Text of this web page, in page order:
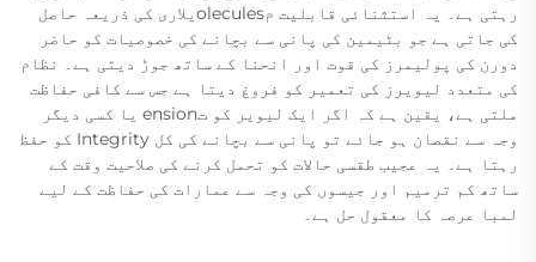
رہتی ہے۔ یہ استثنائی قابلیت مoleculesیلاری کی ذریعہ حاصل
کی جاتی ہے جو بٹیمین کی پانی سے بچانے کی خصوصیات کو حاضر
دورن کی پولیمرز کی قوت اور انحنا کے ساتھ جوڑ دیتی ہے۔ نظام
کی متعدد لیویرز کی تعمیر کو فروغ دیتا ہے جس سے کافی حفاظت
ملتی ہے، یقین ہے کہ اگر ایک لیویر کو تension یا کسی دیگر
وجہ سے نقصان ہو جائے تو پانی سے بچانے کی کل Integrity کو حفظ
رہتا ہے۔ یہ عجيب طقسی حالات کو تحمل کرنے کی صلاحیت وقت کے
ساتھ کم ترمیم اور جیسوں کی وجہ سے عمارات کی حفاظت کے لیے
لمبا عرصہ کا معقول حل ہے۔